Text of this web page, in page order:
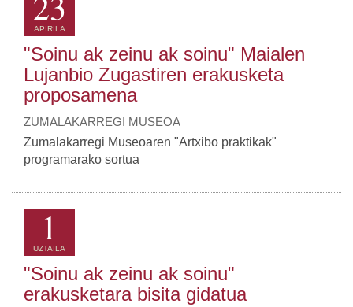
APIRILA
"Soinu ak zeinu ak soinu" Maialen
Lujanbio Zugastiren erakusketa
proposamena
ZUMALAKARREGI MUSEOA
Zumalakarregi Museoaren "Artxibo praktikak"
programarako sortua
1
UZTAILA
"Soinu ak zeinu ak soinu"
erakusketara bisita gidatua